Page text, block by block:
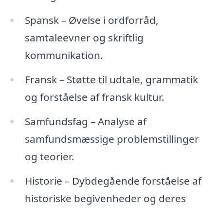
Spansk – Øvelse i ordforråd,
samtaleevner og skriftlig
kommunikation.
Fransk – Støtte til udtale, grammatik
og forståelse af fransk kultur.
Samfundsfag – Analyse af
samfundsmæssige problemstillinger
og teorier.
Historie – Dybdegående forståelse af
historiske begivenheder og deres